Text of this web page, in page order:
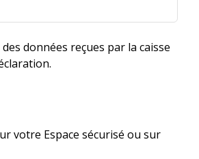
données reçues par la caisse
votre Espace sécurisé ou sur